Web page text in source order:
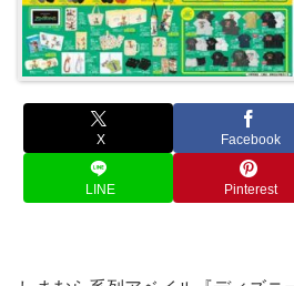
X Facebook
LINE Pinterest